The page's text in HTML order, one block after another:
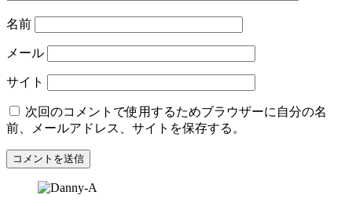
名前
メール
サイト
次回のコメントで使用するためブラウザーに自分の名
前、メールアドレス、サイトを保存する。